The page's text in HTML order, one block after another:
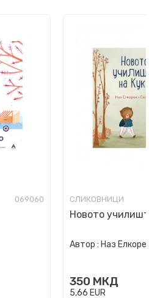
069060 СЛИКОВНИЦИ
Новото
Автор : Наз
350 МКД
5,66 EUR